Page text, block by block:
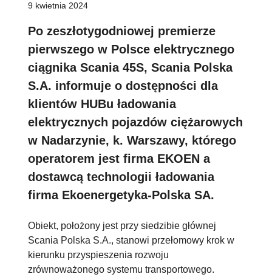
9 kwietnia 2024
Po zeszłotygodniowej premierze
pierwszego w Polsce elektrycznego
ciągnika Scania 45S, Scania Polska
S.A. informuje o dostępności dla
klientów HUBu ładowania
elektrycznych pojazdów ciężarowych
w Nadarzynie, k. Warszawy, którego
operatorem jest firma EKOEN a
dostawcą technologii ładowania
firma Ekoenergetyka-Polska SA.
Obiekt, położony jest przy siedzibie głównej
Scania Polska S.A., stanowi przełomowy krok w
kierunku przyspieszenia rozwoju
zrównoważonego systemu transportowego.